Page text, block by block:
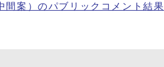
間案）のパブリックコメント結果